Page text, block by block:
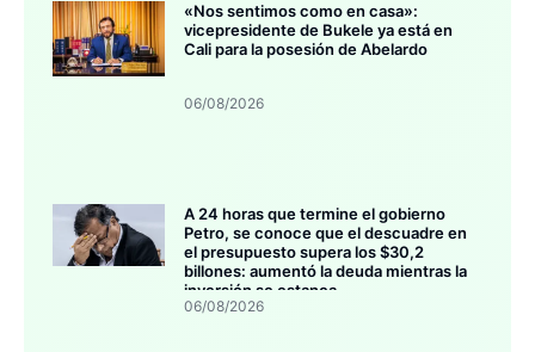
«Nos sentimos como en casa»:
vicepresidente de Bukele ya está en
Cali para la posesión de Abelardo
06/08/2026
A 24 horas que termine el gobierno
Petro, se conoce que el descuadre en
el presupuesto supera los $30,2
billones: aumentó la deuda mientras la
inversión se estanca
06/08/2026